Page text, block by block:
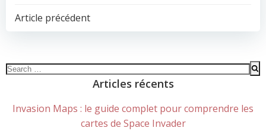
POST
Article précédent
Search
Articles récents
Invasion Maps : le guide complet pour comprendre les
cartes de Space Invader